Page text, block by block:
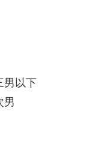
男以下
男